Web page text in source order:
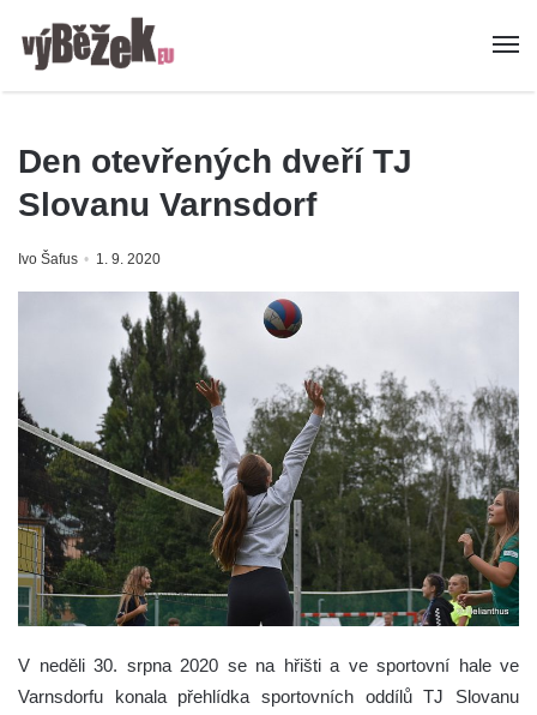
Den otevřených dveří TJ
Slovanu Varnsdorf
Ivo Šafus 1. 9. 2020
V neděli 30. srpna 2020 se na hřišti a ve sportovní hale ve
Varnsdorfu konala přehlídka sportovních oddílů TJ Slovanu